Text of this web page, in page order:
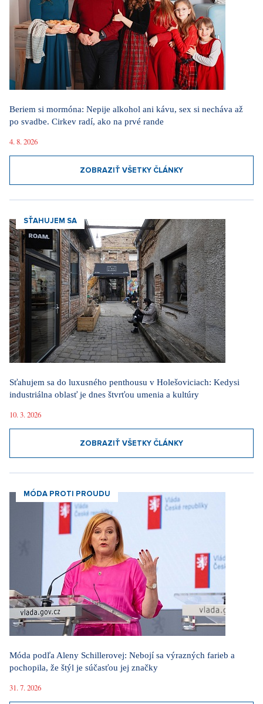
Beriem si mormóna: Nepije alkohol ani kávu, sex si necháva až
po svadbe. Cirkev radí, ako na prvé rande
4. 8. 2026
ZOBRAZIŤ VŠETKY ČLÁNKY
SŤAHUJEM SA
Sťahujem sa do luxusného penthousu v Holešoviciach: Kedysi
industriálna oblasť je dnes štvrťou umenia a kultúry
10. 3. 2026
ZOBRAZIŤ VŠETKY ČLÁNKY
MÓDA PROTI PROUDU
Móda podľa Aleny Schillerovej: Nebojí sa výrazných farieb a
pochopila, že štýl je súčasťou jej značky
31. 7. 2026